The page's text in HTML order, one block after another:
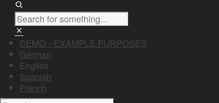
DEMO - EXAMPLE PURPOSES
German
English
Spanish
French